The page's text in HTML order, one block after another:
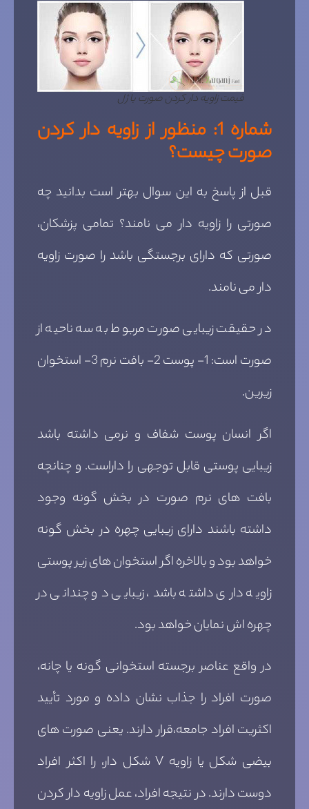
قیمت زاویه دار کردن صورت با ژل
شماره 1: منظور از زاویه دار کردن
صورت چیست؟
قبل از پاسخ به این سوال بهتر است بدانید چه
صورتی را زاویه دار می نامند؟ تمامی پزشکان،
صورتی که دارای برجستگی باشد را صورت زاویه
دار می نامند.
در حقیقت زیبایی صورت مربوط به سه ناحیه از
صورت است: 1- پوست 2- بافت نرم 3- استخوان
زیرین.
اگر انسان پوست شفاف و نرمی داشته باشد
زیبایی پوستی قابل توجهی را داراست. و چنانچه
بافت های نرم صورت در بخش گونه وجود
داشته باشند دارای زیبایی چهره در بخش گونه
خواهد بود و بالاخره اگر استخوان های زیر پوستی
زاویه داری داشته باشد، زیبایی دو چندانی در
چهره اش نمایان خواهد بود.
در واقع عناصر برجسته استخوانی گونه یا چانه،
صورت افراد را جذاب نشان داده و مورد تأیید
اکثریت افراد جامعه،قرار دارند. یعنی صورت های
بیضی شکل یا زاویه V شکل دار، را اکثر افراد
دوست دارند. در نتیجه افراد، عمل زاویه دار کردن